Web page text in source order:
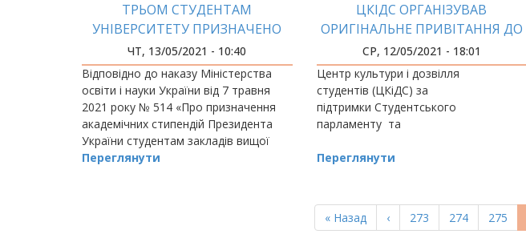
ТРЬОМ СТУДЕНТАМ
УНІВЕРСИТЕТУ ПРИЗНАЧЕНО
СТИПЕНДІЇ ПРЕЗИДЕНТА
УКРАЇНИ!
ЧТ, 13/05/2021 - 10:40
Відповідно до наказу Міністерства
освіти і науки України від 7 травня
2021 року № 514 «Про призначення
академічних стипендій Президента
України студентам закладів вищої
освіти на ІІ семестр 2020/2021
Переглянути
ЦКІДС ОРГАНІЗУВАВ
ОРИГІНАЛЬНЕ ПРИВІТАННЯ ДО
ДНЯ МАТЕРІ
СР, 12/05/2021 - 18:01
Центр культури і дозвілля
студентів (ЦКіДС) за
підтримки Студентського
парламенту та
Переглянути
Перша
сторінка
« Назад
Попередня
сторінка
‹ Page
273 Page
274 Page
275